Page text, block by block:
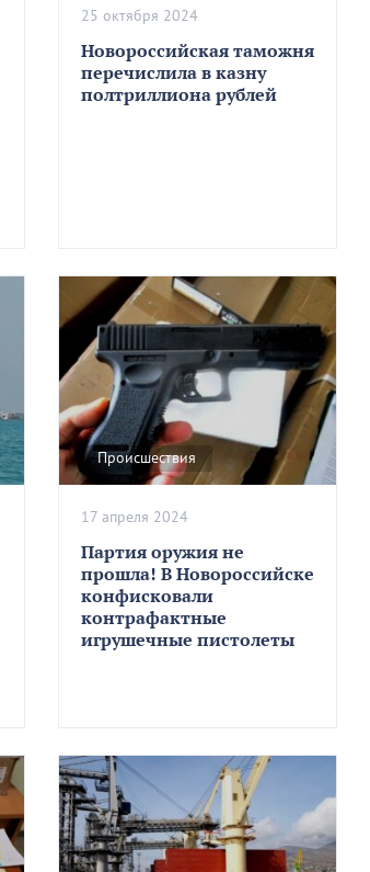
Новороссийская таможня
перечислила в казну
полтриллиона рублей
25 октября 2024
Происшествия
Партия оружия не
прошла! В Новороссийске
конфисковали
контрафактные
игрушечные пистолеты
17 апреля 2024